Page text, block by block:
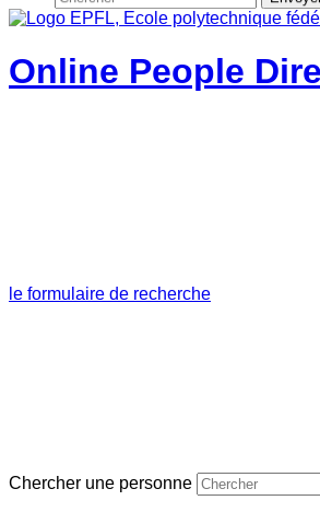
Online People
le formulaire de recherche
Chercher une personne